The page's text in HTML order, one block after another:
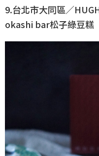
9.台北市大同區／
okashi bar松子綠豆糕